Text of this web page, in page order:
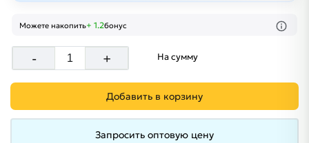
Можете накопить+ 1.2бонус
- + На сумму
Добавить в корзину
Запросить оптовую цену